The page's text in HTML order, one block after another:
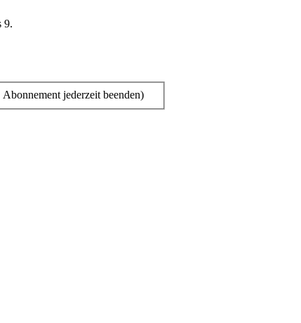
9.
jederzeit beenden)